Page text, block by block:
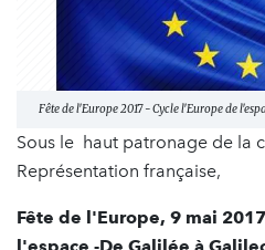
Fête de l'Europe 2017 - Cycle l'Europe de
Sous le haut patronage de la
Représentation française,
Fête de l'Europe, 9 mai
l'espace -De Galilée à